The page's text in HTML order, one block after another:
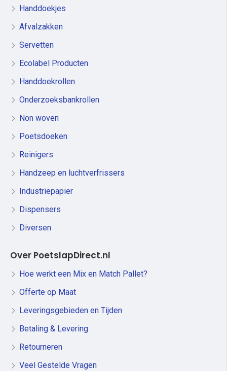
Handdoekjes
Afvalzakken
Servetten
Ecolabel Producten
Handdoekrollen
Onderzoeksbankrollen
Non woven
Poetsdoeken
Reinigers
Handzeep en luchtverfrissers
Industriepapier
Dispensers
Diversen
Over PoetslapDirect.nl
Hoe werkt een Mix en Match Pallet?
Offerte op Maat
Leveringsgebieden en Tijden
Betaling & Levering
Retourneren
Veel Gestelde Vragen